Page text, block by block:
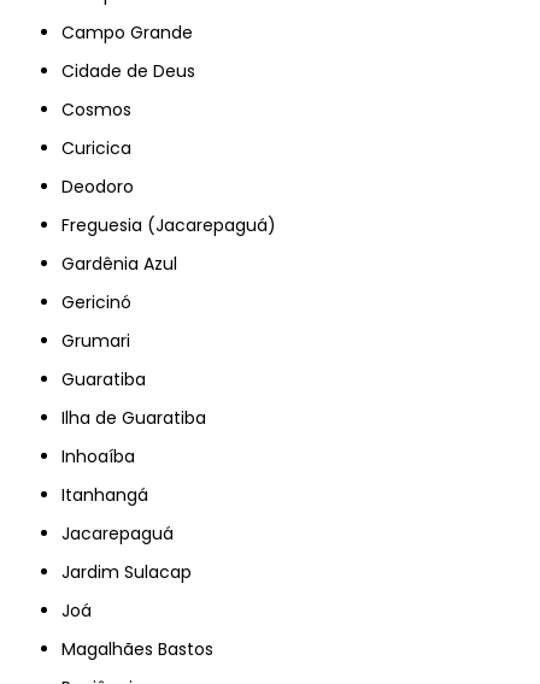
Campo Grande
Cidade de Deus
Cosmos
Curicica
Deodoro
Freguesia (Jacarepaguá)
Gardênia Azul
Gericinó
Grumari
Guaratiba
Ilha de Guaratiba
Inhoaíba
Itanhangá
Jacarepaguá
Jardim Sulacap
Joá
Magalhães Bastos